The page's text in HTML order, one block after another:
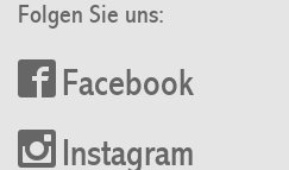
Folgen Sie uns:
Facebook
Instagram